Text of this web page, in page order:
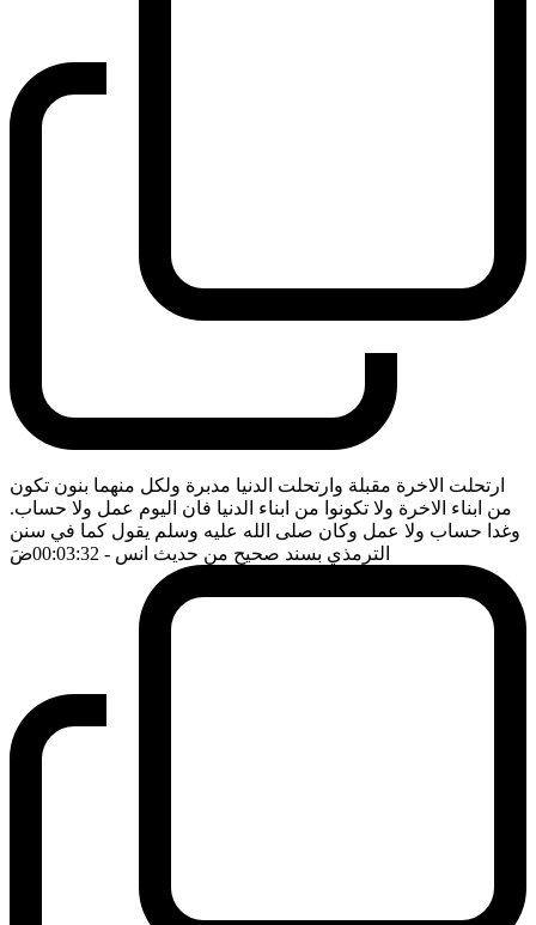
ارتحلت الاخرة مقبلة وارتحلت الدنيا مدبرة ولكل منهما بنون تكون
من ابناء الاخرة ولا تكونوا من ابناء الدنيا فان اليوم عمل ولا حساب.
وغدا حساب ولا عمل وكان صلى الله عليه وسلم يقول كما في سنن
الترمذي بسند صحيح من حديث انس - 00:03:32 ضَ